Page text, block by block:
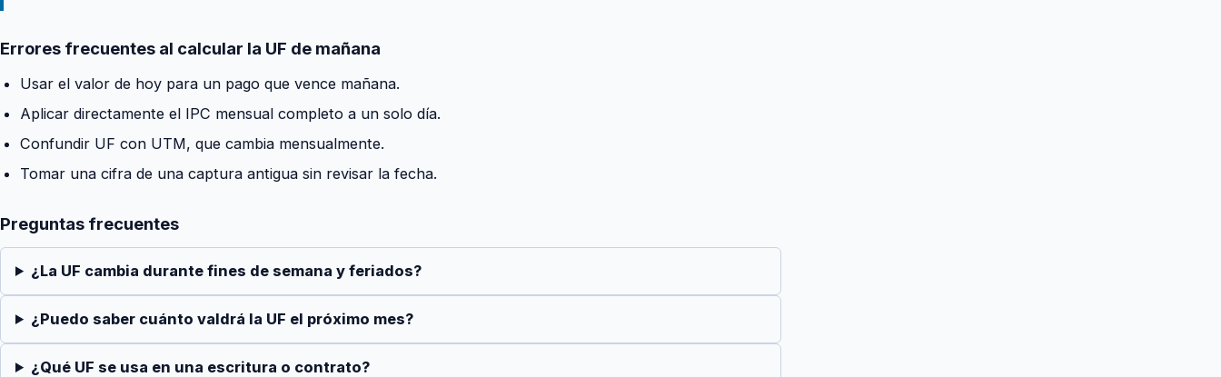
Errores frecuentes al calcular la UF de mañana
Usar el valor de hoy para un pago que vence mañana.
Aplicar directamente el IPC mensual completo a un solo día.
Confundir UF con UTM, que cambia mensualmente.
Tomar una cifra de una captura antigua sin revisar la fecha.
Preguntas frecuentes
¿La UF cambia durante fines de semana y feriados?
¿Puedo saber cuánto valdrá la UF el próximo mes?
¿Qué UF se usa en una escritura o contrato?